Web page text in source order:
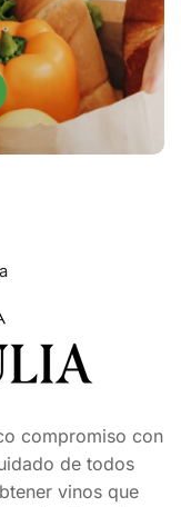
compromiso con
de todos
vinos que